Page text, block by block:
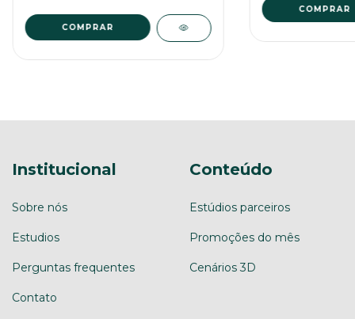
COMPRAR
COMPRAR
Institucional
Sobre nós
Estudios
Perguntas frequentes
Contato
Conteúdo
Estúdios parceiros
Promoções do mês
Cenários 3D